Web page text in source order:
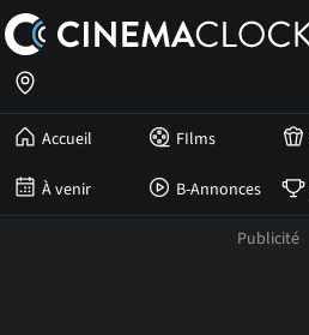
Accueil FIlms
À venir B-Annonces